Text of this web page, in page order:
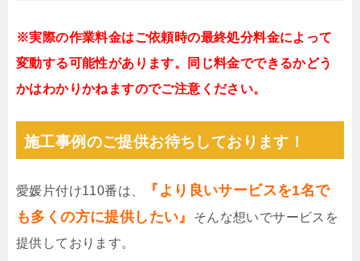
※実際の作業料金はご依頼時の最終処分料金によって
変動する可能性があります。同じ料金でできるかどう
かはわかりかねますのでご注意ください。
施工事例のご提供お待ちしております！
愛媛片付け110番は、
『より良いサービスを1名で
も多くの方に提供したい』
そんな想いでサービスを
提供しております。